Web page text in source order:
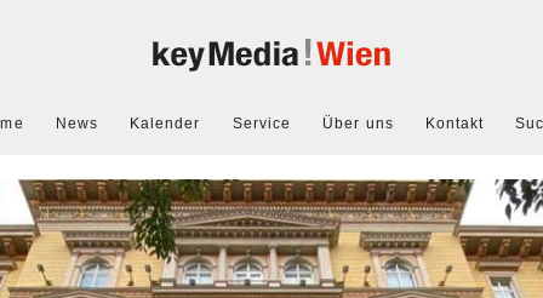
News Kalender Service Über uns Kontakt